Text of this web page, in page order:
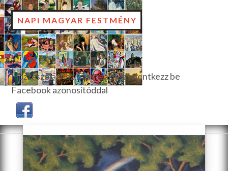
NAPI MAGYAR FESTMÉNY
Hozzászóláshoz, szavazáshoz jelentkezz be
Facebook azonosítóddal